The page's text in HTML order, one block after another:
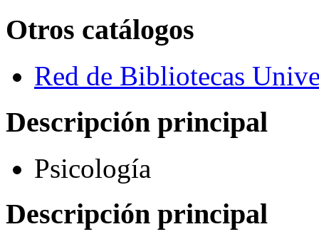
Otros catálogos
Red de Bibliotecas
Descripción principal
Psicología
Descripción principal